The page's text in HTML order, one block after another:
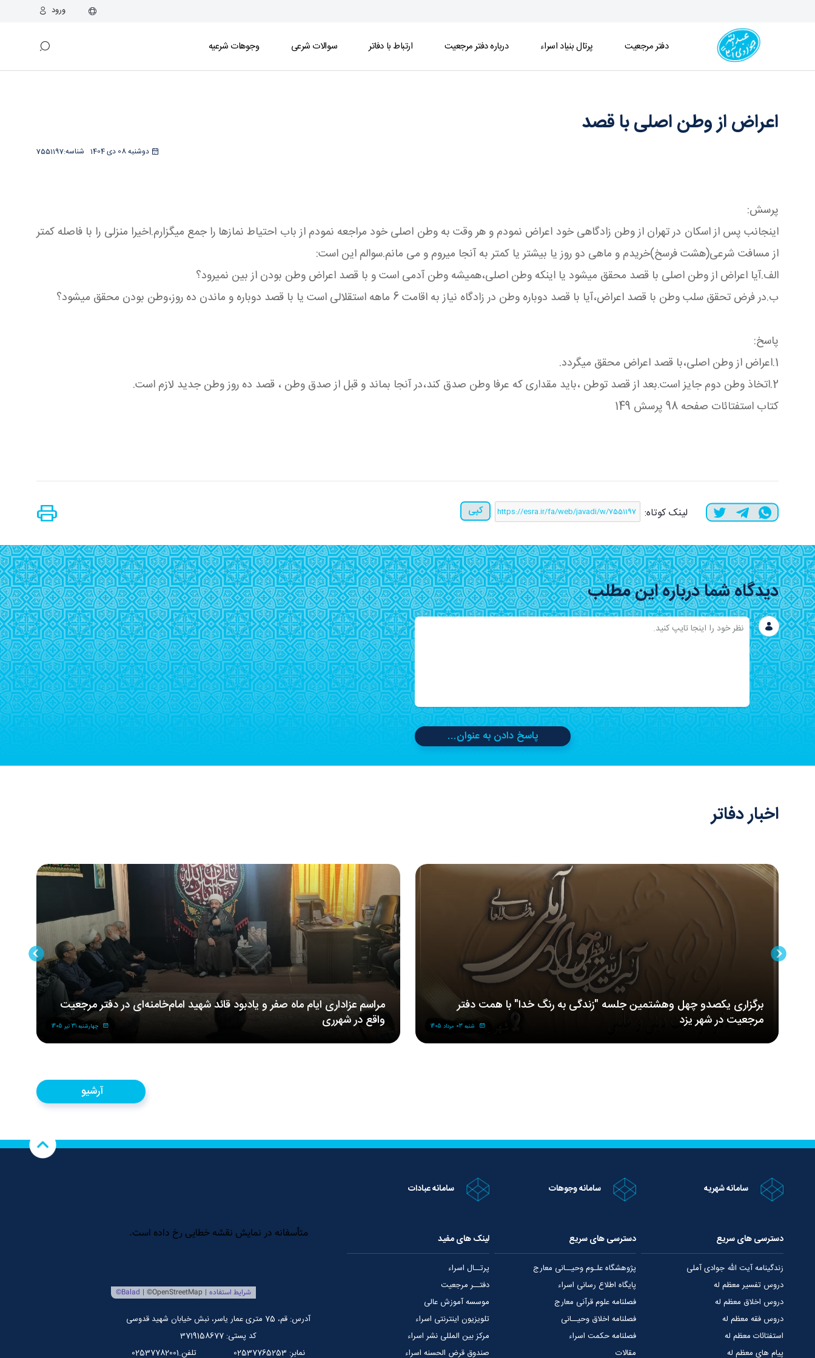
ورود
دفتر مرجعیت پرتال بنیاد اسراء درباره دفتر مرجعیت ارتباط با دفاتر سوالات شرعی وجوهات شرعیه
اعراض از وطن اصلی با قصد
دوشنبه 08 دی 1404 7551197شناسه:
پرسش:
اینجانب پس از اسکان در تهران از وطن زادگاهی خود اعراض نمودم و هر وقت به وطن اصلی خود مراجعه نمودم از باب احتیاط نمازها را جمع میگزارم.اخیرا منزلی را با فاصله کمتر
از مسافت شرعی(هشت فرسخ)خریدم و ماهی دو روز یا بیشتر یا کمتر به آنجا میروم و می مانم.سوالم این است:
الف.آیا اعراض از وطن اصلی با قصد محقق میشود یا اینکه وطن اصلی،همیشه وطن آدمی است و با قصد اعراض وطن بودن از بین نمیرود؟
ب.در فرض تحقق سلب وطن با قصد اعراض،آیا با قصد دوباره وطن در زادگاه نیاز به اقامت 6 ماهه استقلالی است یا با قصد دوباره و ماندن ده روز،وطن بودن محقق میشود؟
پاسخ:
1.اعراض از وطن اصلی،با قصد اعراض محقق میگردد.
2.اتخاذ وطن دوم جایز است.بعد از قصد توطن ،باید مقداری که عرفا وطن صدق کند،در آنجا بماند و قبل از صدق وطن ، قصد ده روز وطن جدید لازم است.
کتاب استفتائات صفحه 98 پرسش 149
لینک کوتاه: کپی
دیدگاه شما درباره این مطلب
پاسخ دادن به عنوان...
اخبار دفاتر
برگزاری یکصدو چهل وهشتمین جلسه "زندگی به رنگ خدا" با همت دفتر
مرجعیت در شهر یزد
شنبه 03 مرداد 1405
مراسم‌ عزاداری‌ ایام ماه صفر و یادبود قائد شهید امام‌خامنه‌ای در دفتر مرجعیت
واقع در شهرری
چهارشنبه 31 تیر 1405
آرشیو
سامانه شهریه سامانه وجوهات سامانه عبادات
دسترسی های سریع
زندگینامه آیت الله جوادی آملی
دروس تفسیر معظم له
دروس اخلاق معظم له
دروس فقه معظم له
استفتائات معظم له
پیام های معظم له
دسترسی های سریع
پژوهشگاه علـوم وحیــانی معارج
پایگاه اطلاع رسانی اسراء
فصلنامه علوم قرآنی معارج
فصلنامه اخلاق وحیــانی
فصلنامه حکمت اسراء
مقالات
لینک های مفید
پرتــال اسراء
دفتــر مرجعیت
موسسه آموزش عالی
تلویزیون اینترنتی اسراء
مرکز بین المللی نشر اسراء
صندوق قرض الحسنه اسراء
آدرس: قم، 75 متری عمار یاسر، نبش خیابان شهید قدوسی
کد پستی: 3719158677
نمابر: 02537765253
تلفن.02537782001